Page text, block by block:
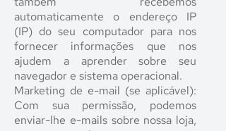
automaticamente o endereço IP
(IP) do seu computador para nos
fornecer informações que nos
ajudem a aprender sobre seu
navegador e sistema operacional.
Marketing de e-mail (se aplicável):
Com sua permissão, podemos
enviar-lhe e-mails sobre nossa loja,